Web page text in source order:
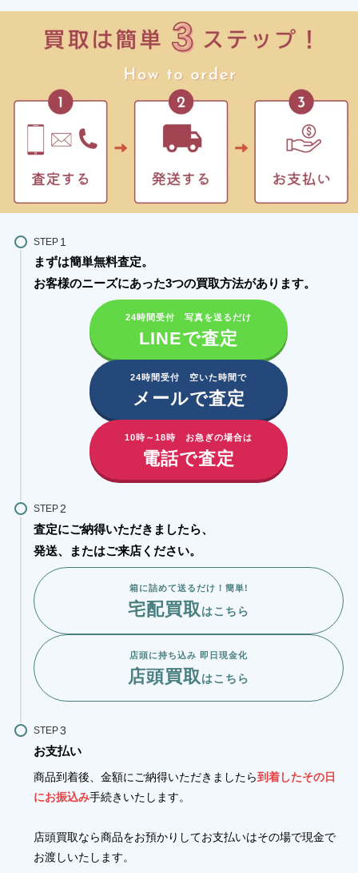
STEP
まずは簡単無料査定。
お客様のニーズにあった3つの買取方法があります。​
24時間受付 写真を送るだけ
LINEで査定
24時間受付 空いた時間で
メールで査定
10時～18時 お急ぎの場合は
電話で査定
STEP
査定にご納得いただきましたら、
発送、またはご来店ください。
箱に詰めて送るだけ！簡単!
宅配買取はこちら
店頭に持ち込み 即日現金化
店頭買取はこちら
STEP
お支払い
商品到着後、金額にご納得いただきましたら到着したその日
にお振込み手続きいたします。
店頭買取なら商品をお預かりしてお支払いはその場で現金で
お渡しいたします。